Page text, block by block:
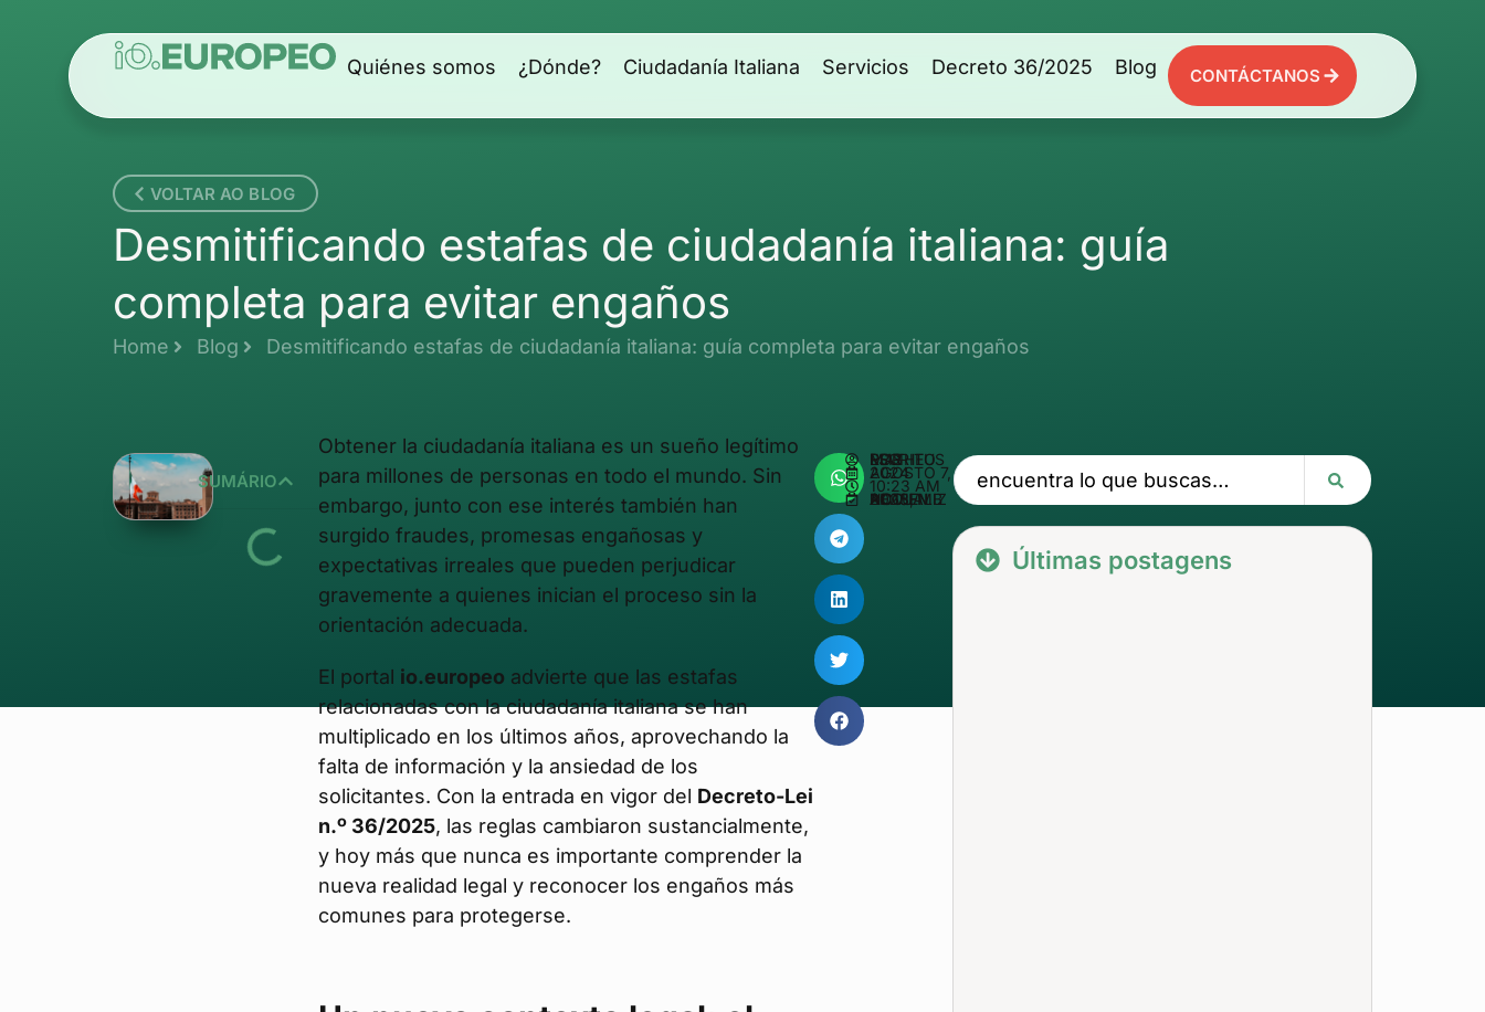
Quiénes somos ¿Dónde? Ciudadanía Italiana Servicios Decreto 36/2025 Blog CONTÁCTANOS
VOLTAR AO BLOG
Desmitificando estafas de ciudadanía italiana: guía
completa para evitar engaños
Home Blog Desmitificando estafas de ciudadanía italiana: guía completa para evitar engaños
Últimas postagens
SUMÁRIO
Obtener la ciudadanía italiana es un sueño legítimo
para millones de personas en todo el mundo. Sin
embargo, junto con ese interés también han
surgido fraudes, promesas engañosas y
expectativas irreales que pueden perjudicar
gravemente a quienes inician el proceso sin la
orientación adecuada.
El portal io.europeo advierte que las estafas
relacionadas con la ciudadanía italiana se han
multiplicado en los últimos años, aprovechando la
falta de información y la ansiedad de los
solicitantes. Con la entrada en vigor del Decreto-Lei
n.º 36/2025, las reglas cambiaron sustancialmente,
y hoy más que nunca es importante comprender la
nueva realidad legal y reconocer los engaños más
comunes para protegerse.
ESCRITO POR
MATHEUS REIS
AGOSTO 7, 2024
10:23 AM
ACTUALIZADO EN NOVIEMBRE 13, 2025